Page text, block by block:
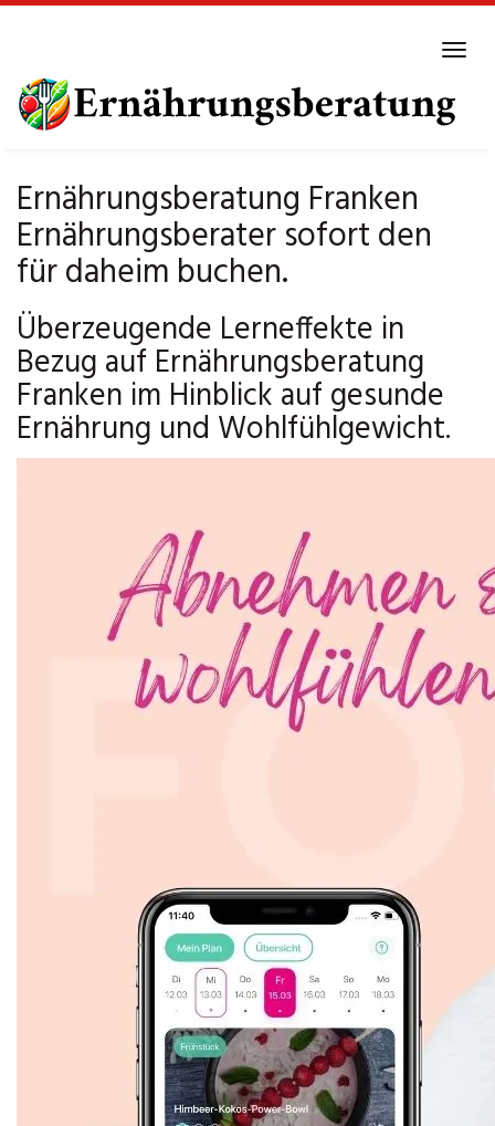
main
content
Ernährungsberatung Franken
Ernährungsberater sofort den
für daheim buchen.
Überzeugende Lerneffekte in
Bezug auf Ernährungsberatung
Franken im Hinblick auf gesunde
Ernährung und Wohlfühlgewicht.